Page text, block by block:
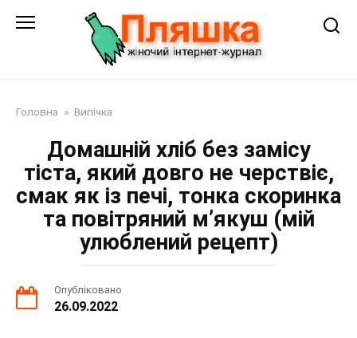
Головна » Випічка
Домашній хліб без замісу
тіста, який довго не черствіє,
смак як із печі, тонка скоринка
та повітряний м’якуш (мій
улюблений рецепт)
Опубліковано
26.09.2022